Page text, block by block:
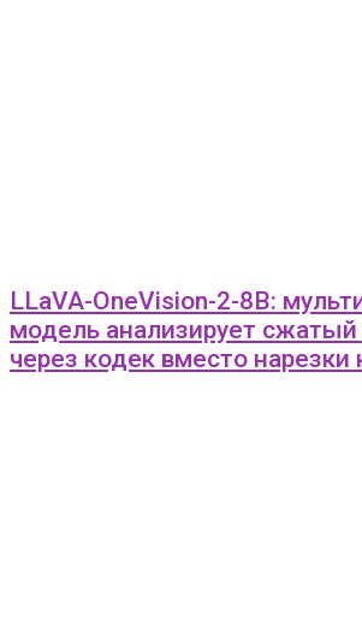
LLaVA-OneVision-2-8B:
модель анализирует
через кодек вместо нарезки